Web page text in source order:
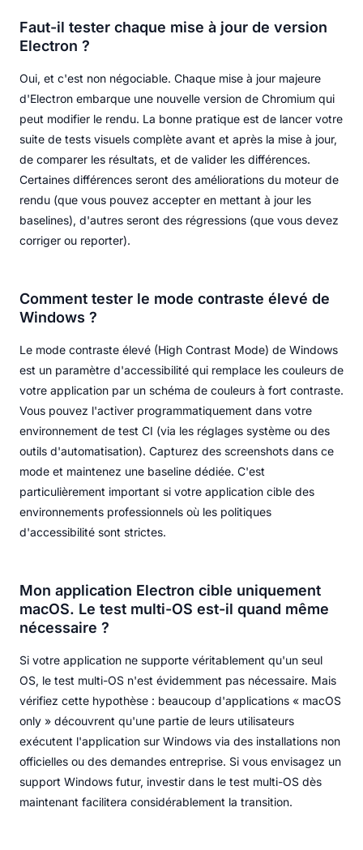
Faut-il tester chaque mise à jour de version
Electron ?
Oui, et c'est non négociable. Chaque mise à jour majeure
d'Electron embarque une nouvelle version de Chromium qui
peut modifier le rendu. La bonne pratique est de lancer votre
suite de tests visuels complète avant et après la mise à jour,
de comparer les résultats, et de valider les différences.
Certaines différences seront des améliorations du moteur de
rendu (que vous pouvez accepter en mettant à jour les
baselines), d'autres seront des régressions (que vous devez
corriger ou reporter).
Comment tester le mode contraste élevé de
Windows ?
Le mode contraste élevé (High Contrast Mode) de Windows
est un paramètre d'accessibilité qui remplace les couleurs de
votre application par un schéma de couleurs à fort contraste.
Vous pouvez l'activer programmatiquement dans votre
environnement de test CI (via les réglages système ou des
outils d'automatisation). Capturez des screenshots dans ce
mode et maintenez une baseline dédiée. C'est
particulièrement important si votre application cible des
environnements professionnels où les politiques
d'accessibilité sont strictes.
Mon application Electron cible uniquement
macOS. Le test multi-OS est-il quand même
nécessaire ?
Si votre application ne supporte véritablement qu'un seul
OS, le test multi-OS n'est évidemment pas nécessaire. Mais
vérifiez cette hypothèse : beaucoup d'applications « macOS
only » découvrent qu'une partie de leurs utilisateurs
exécutent l'application sur Windows via des installations non
officielles ou des demandes entreprise. Si vous envisagez un
support Windows futur, investir dans le test multi-OS dès
maintenant facilitera considérablement la transition.